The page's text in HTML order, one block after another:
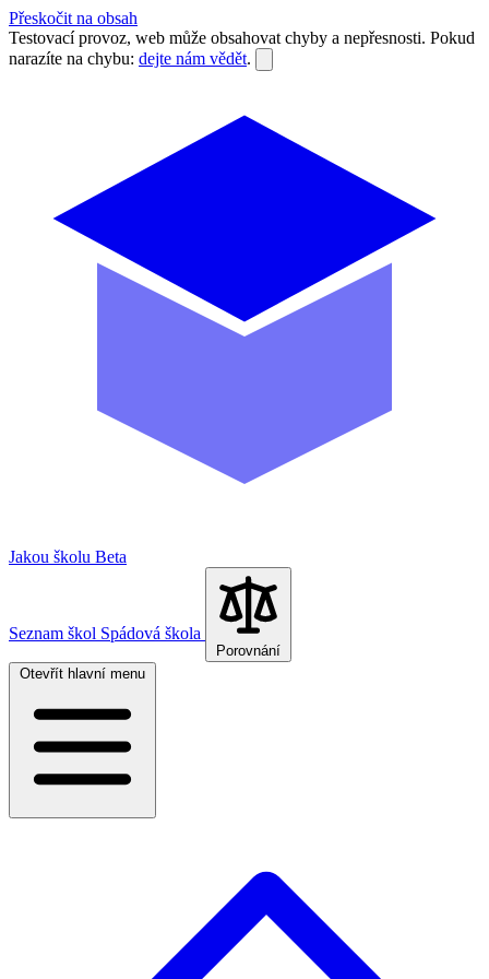
Přeskočit na obsah
Testovací provoz, web může obsahovat chyby a nepřesnosti. Pokud
narazíte na chybu: dejte nám vědět.
Jakou školu Beta
Seznam škol Spádová škola
Porovnání
Otevřít hlavní menu